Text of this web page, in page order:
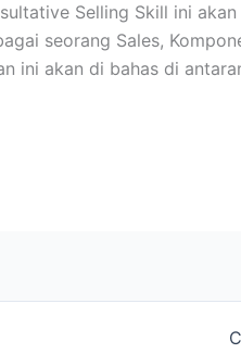
Selling Skill ini
seorang Sales,
ini akan di bahas di